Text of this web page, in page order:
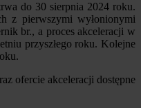
do 30 sierpnia 2024 roku.
z pierwszymi wyłonionymi
br., a proces akceleracji w
przyszłego roku. Kolejne
ofercie akceleracji dostępne